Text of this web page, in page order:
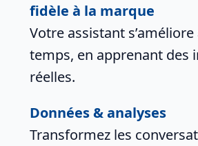
fidèle à la marque
Votre assistant s’améliore
temps, en apprenant des
réelles.
Données & analyses
Transformez les